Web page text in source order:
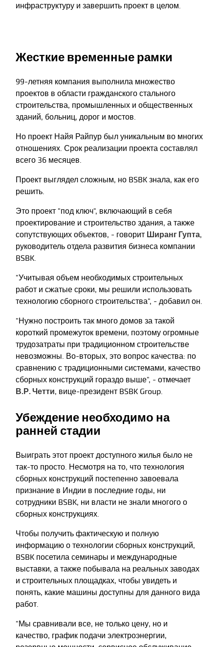
инфраструктуру и завершить проект в целом.
Жесткие временные рамки
99-летняя компания выполнила множество
проектов в области гражданского стального
строительства, промышленных и общественных
зданий, больниц, дорог и мостов.
Но проект Найя Райпур был уникальным во многих
отношениях. Срок реализации проекта составлял
всего 36 месяцев.
Проект выглядел сложным, но BSBK знала, как его
решить.
Это проект "под ключ", включающий в себя
проектирование и строительство здания, а также
сопутствующих объектов, - говорит Ширанг Гупта,
руководитель отдела развития бизнеса компании
BSBK.
"Учитывая объем необходимых строительных
работ и сжатые сроки, мы решили использовать
технологию сборного строительства", - добавил он.
"Нужно построить так много домов за такой
короткий промежуток времени, поэтому огромные
трудозатраты при традиционном строительстве
невозможны. Во-вторых, это вопрос качества: по
сравнению с традиционными системами, качество
сборных конструкций гораздо выше", - отмечает
В.Р. Четти, вице-президент BSBK Group.
Убеждение необходимо на
ранней стадии
Выиграть этот проект доступного жилья было не
так-то просто. Несмотря на то, что технология
сборных конструкций постепенно завоевала
признание в Индии в последние годы, ни
сотрудники BSBK, ни власти не знали многого о
сборных конструкциях.
Чтобы получить фактическую и полную
информацию о технологии сборных конструкций,
BSBK посетила семинары и международные
выставки, а также побывала на реальных заводах
и строительных площадках, чтобы увидеть и
понять, какие машины доступны для данного вида
работ.
"Мы сравнивали все, не только цену, но и
качество, график подачи электроэнергии,